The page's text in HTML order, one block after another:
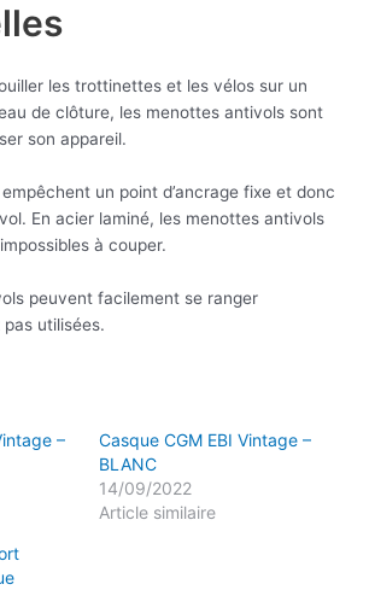
les trottinettes et les vélos sur un
de clôture, les menottes antivols sont
son appareil.
un point d’ancrage fixe et donc
En acier laminé, les menottes antivols
à couper.
peuvent facilement se ranger
pas utilisées.
–
Casque CGM EBI Vintage –
BLANC
14/09/2022
Article similaire